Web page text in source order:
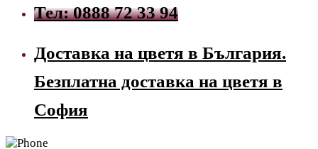
Тел: 0888 72 33 94
Доставка на цветя в България.
Безплатна доставка на цветя в
София